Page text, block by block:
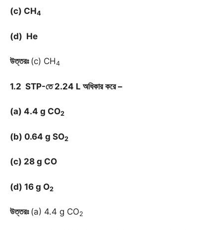
(c) CH4
(d) He
উত্তরঃ (c) CH4
1.2 STP-তে 2.24 L অধিকার করে –
(a) 4.4 g CO2
(b) 0.64 g SO2
(c) 28 g CO
(d) 16 g O2
উত্তরঃ (a) 4.4 g CO2